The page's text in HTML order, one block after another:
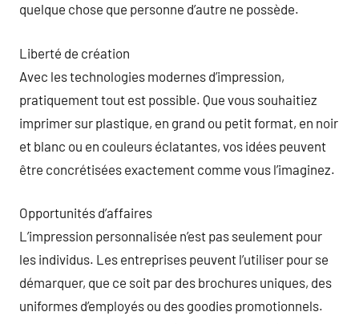
quelque chose que personne d’autre ne possède.
Liberté de création
Avec les technologies modernes d’impression,
pratiquement tout est possible. Que vous souhaitiez
imprimer sur plastique, en grand ou petit format, en noir
et blanc ou en couleurs éclatantes, vos idées peuvent
être concrétisées exactement comme vous l’imaginez.
Opportunités d’affaires
L’impression personnalisée n’est pas seulement pour
les individus. Les entreprises peuvent l’utiliser pour se
démarquer, que ce soit par des brochures uniques, des
uniformes d’employés ou des goodies promotionnels.